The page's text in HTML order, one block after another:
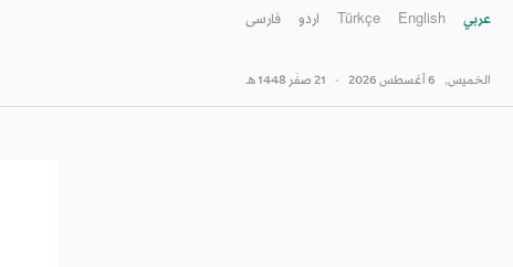
عربي English
Türkçe اردو فارسى
الخميس, 6 أغسطس 2026 - 21 صفَر 1448 هـ